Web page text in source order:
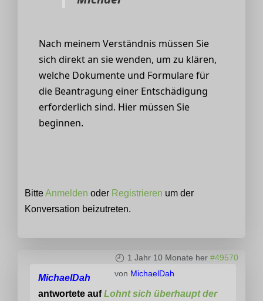
Nach meinem Verständnis müssen Sie
sich direkt an sie wenden, um zu klären,
welche Dokumente und Formulare für
die Beantragung einer Entschädigung
erforderlich sind. Hier müssen Sie
beginnen.
BitteAnmelden oder Registrieren um der
Konversation beizutreten.
1 Jahr 10 Monate her #49570
von MichaelDah
MichaelDah
antwortete aufLohnt sich überhaupt der